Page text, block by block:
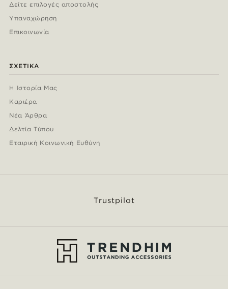
Δείτε επιλογές αποστολής
Υπαναχώρηση
Επικοινωνία
ΣΧΕΤΙΚΆ
Η Ιστορία Μας
Καριέρα
Νέα Άρθρα
Δελτία Τύπου
Εταιρική Κοινωνική Ευθύνη
Trustpilot